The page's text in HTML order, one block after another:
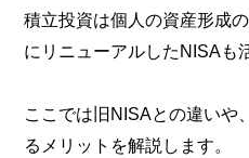
積立投資は個人の資産形成
にリニューアルしたNISAも
ここでは旧NISAとの違いや
るメリットを解説します。